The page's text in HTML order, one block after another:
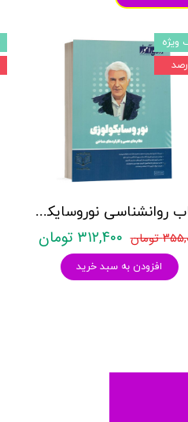
کتاب روانشناسی نوروسایکولوژی نشر روان آموز حمیده نامداری
تومان ۳۱۲,۴۰۰ تومان
افزودن به سبد خرید
ویژه